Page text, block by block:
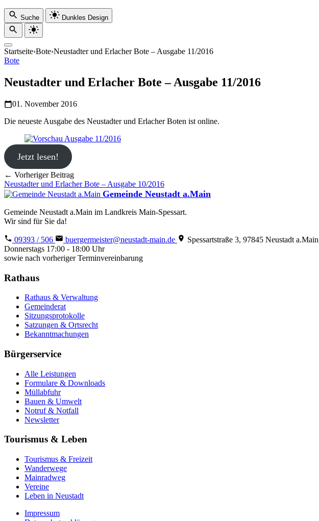
Suche Dunkles Design
Startseite›Bote›Neustadter und Erlacher Bote – Ausgabe 11/2016
Bote
Neustadter und Erlacher Bote – Ausgabe 11/2016
01. November 2016
Die neueste Ausgabe des Neustadter und Erlacher Boten ist online.
Jetzt lesen!
← Vorheriger Beitrag
Neustadter und Erlacher Bote – Ausgabe 10/2016
Gemeinde Neustadt a.Main
Gemeinde Neustadt a.Main im Landkreis Main-Spessart.
Wir sind für Sie da!
09393 / 506 buergermeister@neustadt-main.de Spessartstraße 3, 97845 Neustadt a.Main
Donnerstags 17:00 - 18:00 Uhr
sowie nach vorheriger Terminvereinbarung
Rathaus
Rathaus & Verwaltung
Gemeinderat
Sitzungsprotokolle
Satzungen & Ortsrecht
Bekanntmachungen
Bürgerservice
Alle Leistungen
Formulare & Downloads
Müllabfuhr
Bauen & Umwelt
Notruf & Notfall
Newsletter
Tourismus & Leben
Tourismus & Freizeit
Wanderwege
Mainradweg
Vereine
Leben in Neustadt
Impressum